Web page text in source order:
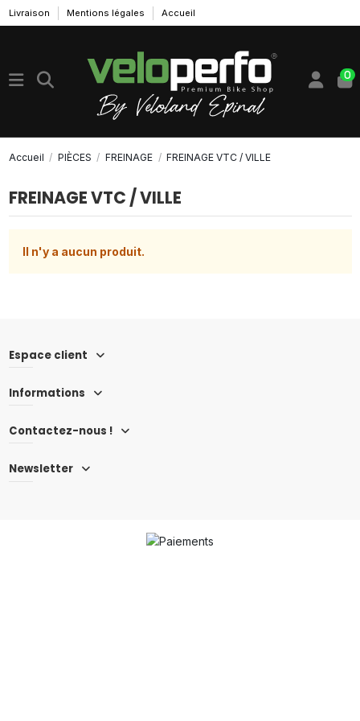
Livraison Mentions légales Accueil
0
Accueil PIÈCES FREINAGE FREINAGE VTC / VILLE
FREINAGE VTC / VILLE
Il n'y a aucun produit.
Espace client
Informations
Contactez-nous !
Newsletter